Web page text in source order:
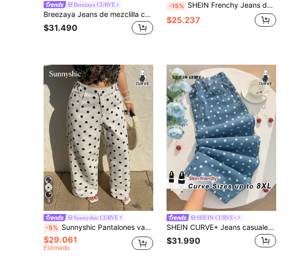
Breezaya CURVE
Breezaya Jeans de mezclilla casuales holgados con diseño de bolsillo floral para mujer talla grande
$31.490
-15% SHEIN Frenchy Jeans de mezclilla casuales y versátiles para uso diario con lunares, botones y bolsillos para mujer de talla grande
$25.237
9
Sunnyshic CURVE
-5% Sunnyshic Pantalones vaqueros casuales de lunares con cintura asimétrica para vacaciones
$29.061
Estimado
SHEIN CURVE+
SHEIN CURVE+ Jeans casuales con estampado de lunares talla grande
$31.990